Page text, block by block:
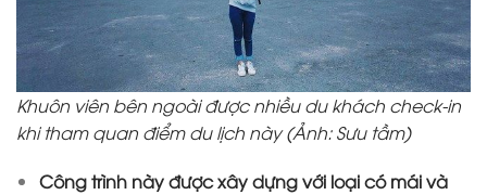
Khuôn viên bên ngoài được nhiều du khách check-in
khi tham quan điểm du lịch này (Ảnh: Sưu tầm)
Công trình này được xây dựng với loại có mái và